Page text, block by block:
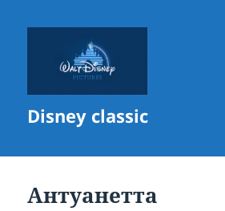
Disney classic
Антуанетта